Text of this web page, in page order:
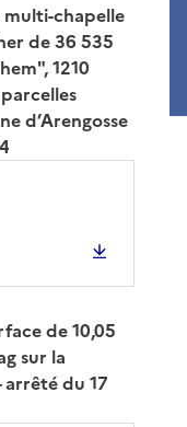
multi-chapelle
de 36 535
1210
d’Arengosse
de 10,05
sur la
du 17